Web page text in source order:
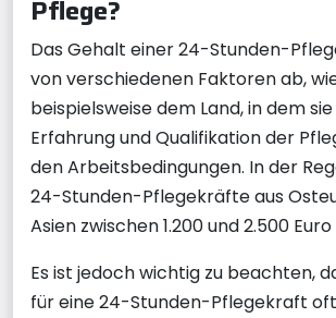
Pflege?
Das Gehalt einer 24-Stunden-
von verschiedenen Faktoren ab,
beispielsweise dem Land, in dem
Erfahrung und Qualifikation der
den Arbeitsbedingungen. In der
24-Stunden-Pflegekräfte aus
Asien zwischen 1.200 und 2.500
Es ist jedoch wichtig zu beachten,
für eine 24-Stunden-Pflegekraft